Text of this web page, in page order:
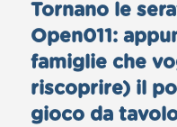
Tornano le
Open011:
famiglie che
riscoprire) il
gioco da